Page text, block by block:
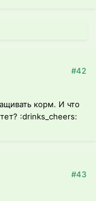
#42
корм. И что
:drinks_cheers:
#43